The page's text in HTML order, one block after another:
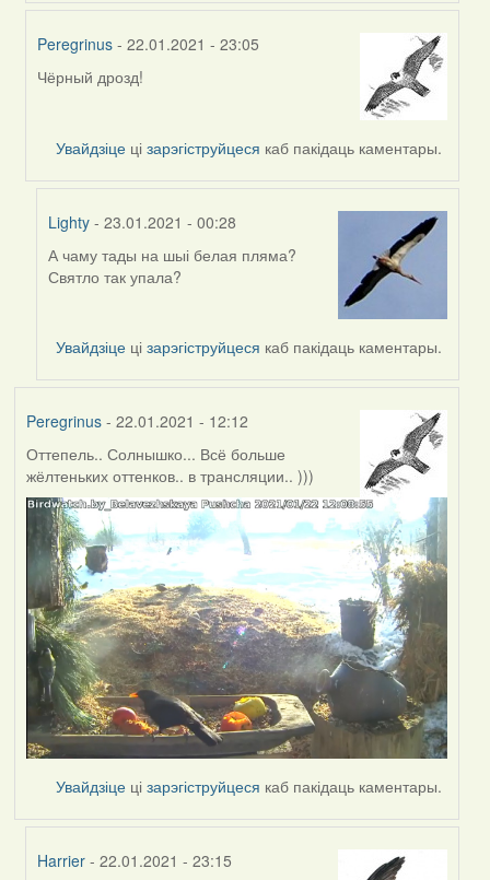
Peregrinus - 22.01.2021 - 23:05
In
Чёрный дрозд!
Увайдзіце цізарэгіструйцеся каб пакідаць каментары.
Lighty - 23.01.2021 - 00:28
In
reply
Peregrinus
А чаму тады на шыі белая пляма?
Святло так упала?
Увайдзіце цізарэгіструйцеся каб пакідаць каментары.
Peregrinus- 22.01.2021 - 12:12
Оттепель.. Солнышко... Всё больше
жёлтеньких оттенков.. в трансляции.. )))
Увайдзіце цізарэгіструйцеся каб пакідаць каментары.
Harrier - 22.01.2021 - 23:15